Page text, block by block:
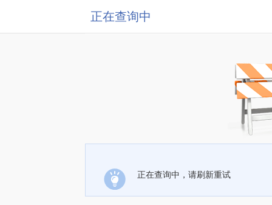
正在查询中
正在查询中，请刷新重试